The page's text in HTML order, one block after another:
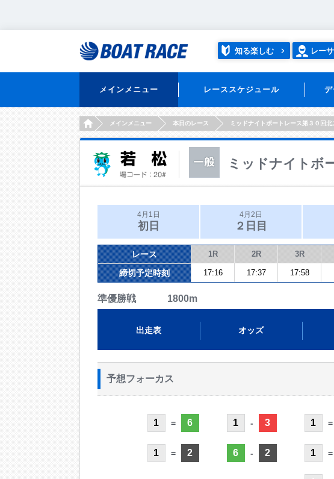
知る楽しむ レー
メインメニュー レーススケジュール
HOMEメインメニュー 本日のレース ミッドナイトボートレース第３０回
ミッドナイトボ
4月1日
初日
4月2日
２日目
レース 1R 2R 3R
締切予定時刻 17:16 17:37 17:58
準優勝戦 1800m
出走表 オッズ
予想フォーカス
1 = 6
1 = 2
1 - 3
6 - 2
1 =
1 =